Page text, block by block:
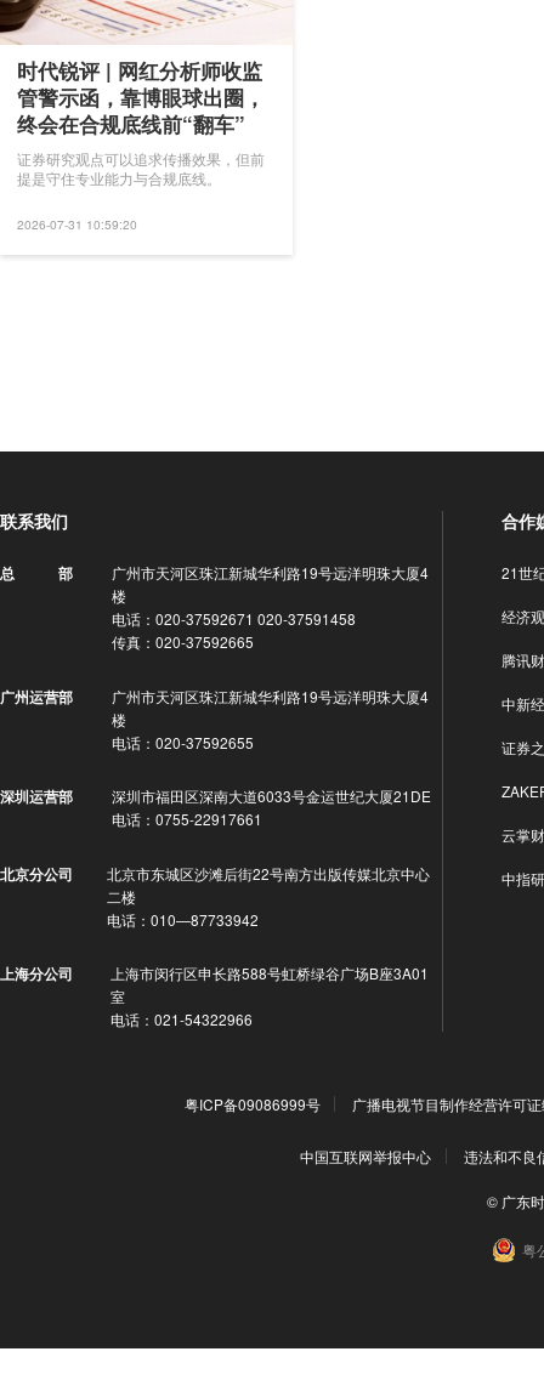
时代锐评 | 网红分析师收监
管警示函，靠博眼球出圈，
终会在合规底线前“翻车”
证券研究观点可以追求传播效果，但前
提是守住专业能力与合规底线。
2026-07-31 10:59:20
联系我们
总 部
广州市天河区珠江新城华利路19号远洋明珠大厦4
楼
电话：020-37592671 020-37591458
传真：020-37592665
广州运营部
广州市天河区珠江新城华利路19号远洋明珠大厦4
楼
电话：020-37592655
深圳运营部
深圳市福田区深南大道6033号金运世纪大厦21DE
电话：0755-22917661
北京分公司
北京市东城区沙滩后街22号南方出版传媒北京中心
二楼
电话：010—87733942
上海分公司
上海市闵行区申长路588号虹桥绿谷广场B座3A01
室
电话：021-54322966
合作
21世
经济
腾讯
中新
证券
云掌
中指
粤ICP备09086999号 广播电视节目制作经营许可
中国互联网举报中心 违法和不良
© 广东
粤